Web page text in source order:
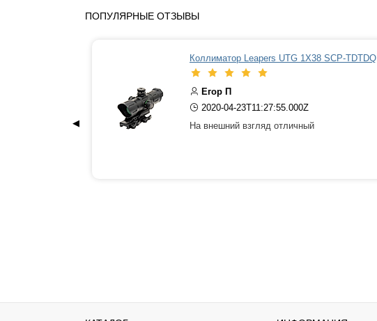
ПОПУЛЯРНЫЕ ОТЗЫВЫ
Коллиматор Leapers UTG 1Х38 SCP-TDTDQ
Егор П
2020-04-23T11:27:55.000Z
На внешний взгляд отличный
◀